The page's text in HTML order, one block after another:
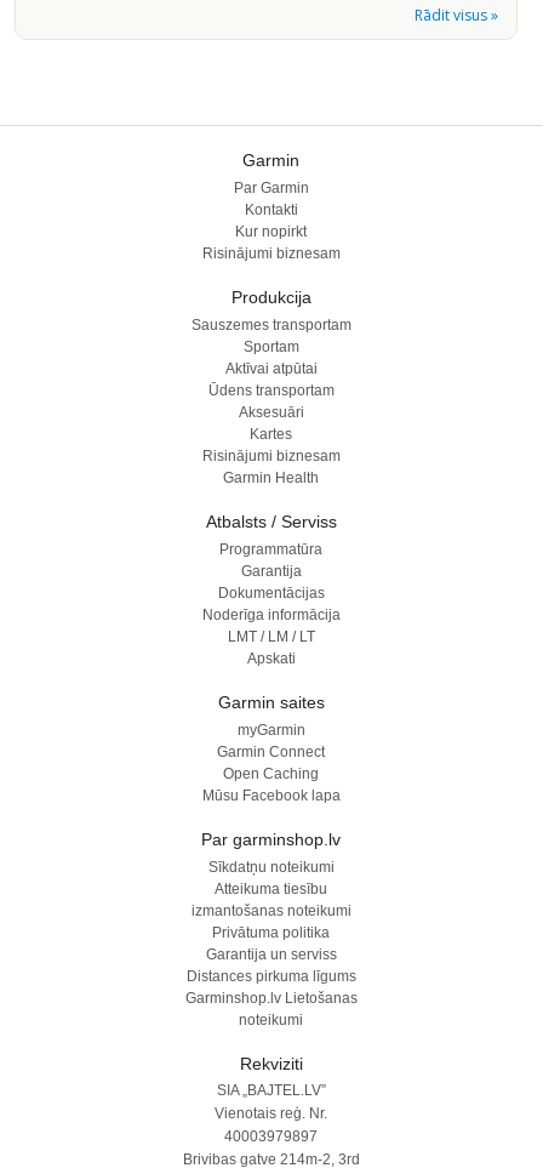
Rādit visus »
Garmin
Par Garmin
Kontakti
Kur nopirkt
Risinājumi biznesam
Produkcija
Sauszemes transportam
Sportam
Aktīvai atpūtai
Ūdens transportam
Aksesuāri
Kartes
Risinājumi biznesam
Garmin Health
Atbalsts / Serviss
Programmatūra
Garantija
Dokumentācijas
Noderīga informācija
LMT / LM / LT
Apskati
Garmin saites
myGarmin
Garmin Connect
Open Caching
Mūsu Facebook lapa
Par garminshop.lv
Sīkdatņu noteikumi
Atteikuma tiesību
izmantošanas noteikumi
Privātuma politika
Garantija un serviss
Distances pirkuma līgums
Garminshop.lv Lietošanas
noteikumi
Rekviziti
SIA „BAJTEL.LV”
Vienotais reģ. Nr.
40003979897
Brivibas gatve 214m-2, 3rd